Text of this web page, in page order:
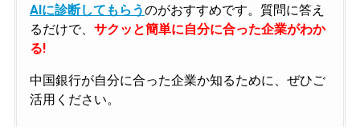
AIに診断してもらうのがおすすめです。質問に答え
るだけで、 サクッと簡単に自分に合った企業がわか
る!
中国銀行が自分に合った企業か知るために、ぜひご
活用ください。